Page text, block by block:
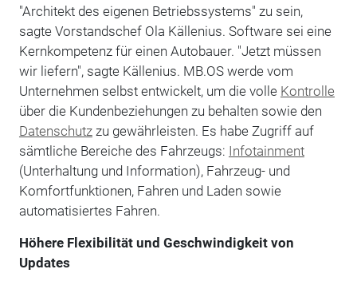
"Architekt des eigenen Betriebssystems" zu sein,
sagte Vorstandschef Ola Källenius. Software sei eine
Kernkompetenz für einen Autobauer. "Jetzt müssen
wir liefern", sagte Källenius. MB.OS werde vom
Unternehmen selbst entwickelt, um die volle Kontrolle
über die Kundenbeziehungen zu behalten sowie den
Datenschutzzu gewährleisten. Es habe Zugriff auf
sämtliche Bereiche des Fahrzeugs: Infotainment
(Unterhaltung und Information), Fahrzeug- und
Komfortfunktionen, Fahren und Laden sowie
automatisiertes Fahren.
Höhere Flexibilität und Geschwindigkeit von
Updates